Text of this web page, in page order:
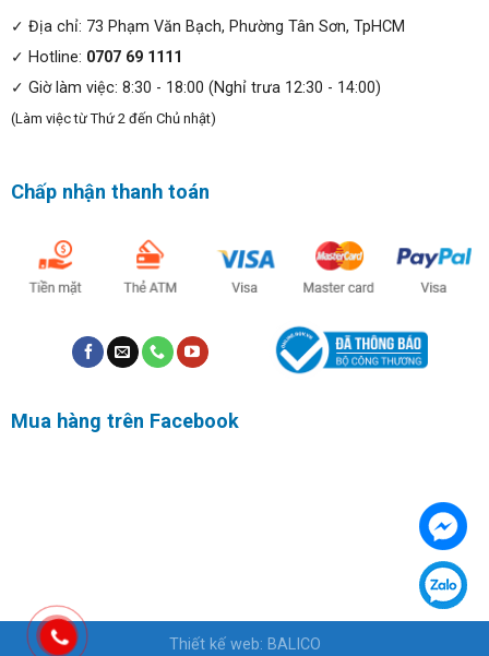
✓ Địa chỉ: 73 Phạm Văn Bạch, Phường Tân Sơn, TpHCM
✓ Hotline: 0707 69 1111
✓ Giờ làm việc: 8:30 - 18:00 (Nghỉ trưa 12:30 - 14:00)
(Làm việc từ Thứ 2 đến Chủ nhật)
Chấp nhận thanh toán
Mua hàng trên Facebook
Thiết kế web: BALICO